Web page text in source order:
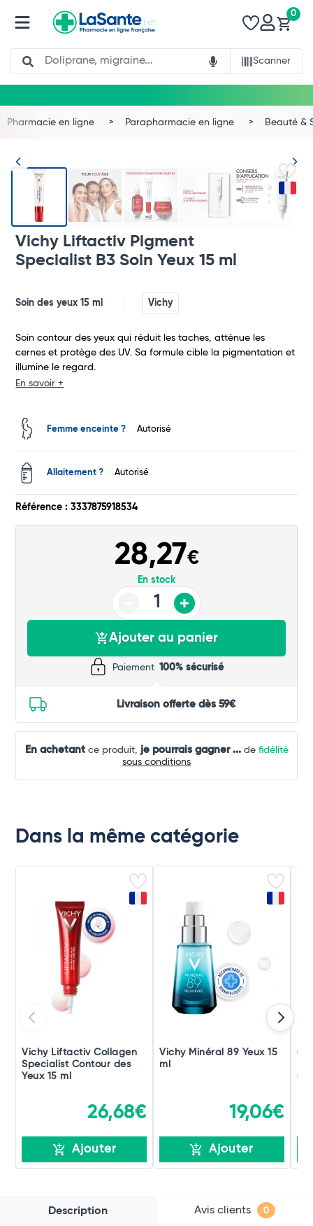
Search
Scanner
0
Total
Pharmacie en ligne Parapharmacie en ligne Beauté &
Vichy Liftactiv Pigment
Specialist B3 Soin Yeux 15 ml
Soin des yeux 15 ml Vichy
Soin contour des yeux qui réduit les taches, atténue les
cernes et protège des UV. Sa formule cible la pigmentation et
illumine le regard.
En savoir +
Femme enceinte ? Autorisé
Allaitement ? Autorisé
Référence : 3337875918534
28,27€
En stock
Ajouter au panier
Paiement 100% sécurisé
Livraison offerte dès 59€
En achetantce produit, je pourrais gagner ...de fidélité
sous conditions
Dans la même catégorie
Vichy Liftactiv Collagen
Specialist Contour des
Yeux 15 ml
26,68€
Ajouter
Vichy Minéral 89 Yeux 15
ml
19,06€
Ajouter
Description Avis clients 0